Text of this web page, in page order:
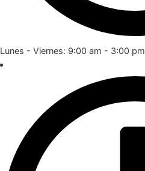
Lunes - Viernes: 9:00 am - 3:00 pm